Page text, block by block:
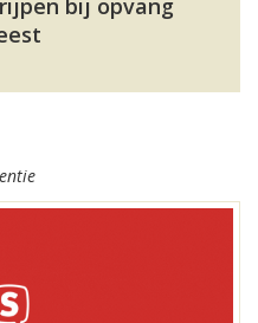
bij opvang